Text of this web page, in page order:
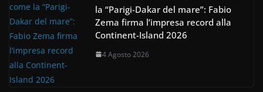
la “Parigi-Dakar del mare”: Fabio
Zema firma l’impresa record alla
Continent-Island 2026
4 Agosto 2026